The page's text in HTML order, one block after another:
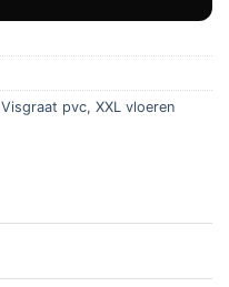
Visgraat pvc, XXL vloeren